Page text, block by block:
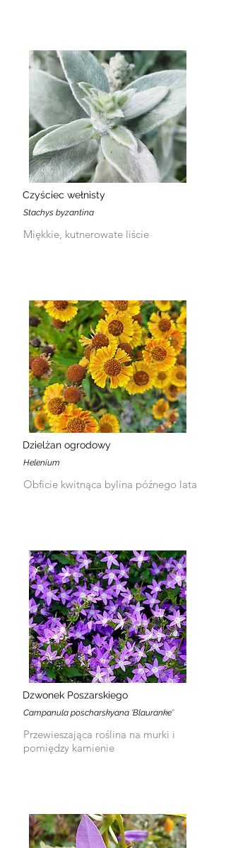
Czyściec wełnisty
Stachys byzantina
Miękkie, kutnerowate liście
Dzielżan ogrodowy
Helenium
Obficie kwitnąca bylina późnego lata
Dzwonek Poszarskiego
Campanula poscharskyana 'Blauranke'
Przewieszająca roślina na murki i
pomiędzy kamienie